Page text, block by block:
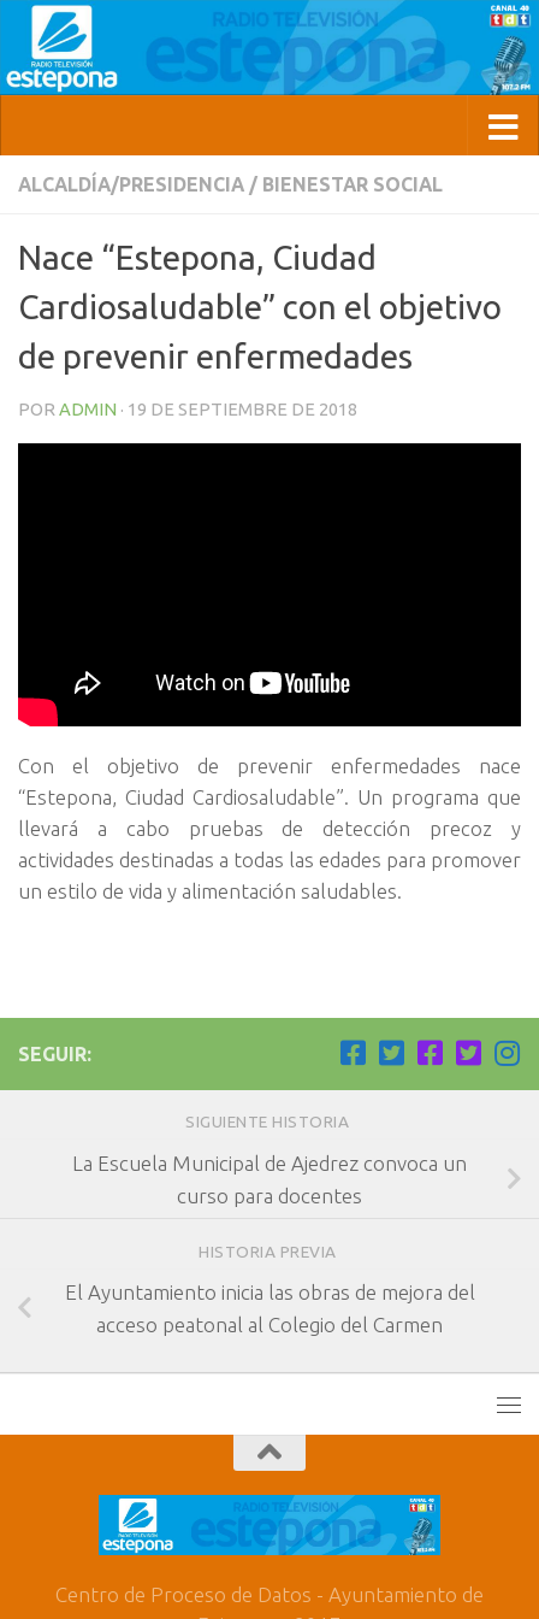
ALCALDÍA/PRESIDENCIA / BIENESTAR SOCIAL
Nace “Estepona, Ciudad
Cardiosaludable” con el objetivo
de prevenir enfermedades
POR ADMIN · 19 DE SEPTIEMBRE DE 2018
Con el objetivo de prevenir enfermedades nace
“Estepona, Ciudad Cardiosaludable”. Un programa que
llevará a cabo pruebas de detección precoz y
actividades destinadas a todas las edades para promover
un estilo de vida y alimentación saludables.
SEGUIR:
SIGUIENTE HISTORIA
La Escuela Municipal de Ajedrez convoca un
curso para docentes
HISTORIA PREVIA
El Ayuntamiento inicia las obras de mejora del
acceso peatonal al Colegio del Carmen
Centro de Proceso de Datos - Ayuntamiento de